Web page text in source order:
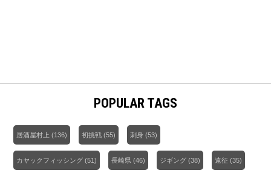
POPULAR TAGS
居酒屋村上 (136) 初挑戦 (55) 刺身 (53)
カヤックフィッシング (51) 長崎県 (46) ジギング (38) 遠征 (35)